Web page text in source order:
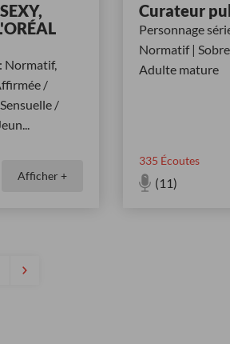
Normatif,
/
/
...
Afficher +
Curateur
Personnage
Normatif |
Adulte mature
335 Écoutes
(11)